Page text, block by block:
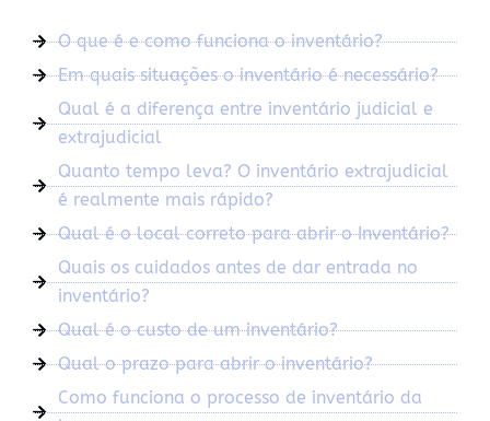
O que é e como funciona o inventário?
Em quais situações o inventário é necessário?
Qual é a diferença entre inventário judicial e
extrajudicial
Quanto tempo leva? O inventário extrajudicial
é realmente mais rápido?
Qual é o local correto para abrir o Inventário?
Quais os cuidados antes de dar entrada no
inventário?
Qual é o custo de um inventário?
Qual o prazo para abrir o inventário?
Como funciona o processo de inventário da